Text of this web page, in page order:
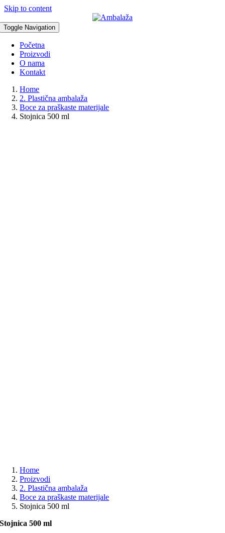
Skip to content
Toggle Navigation
Početna
Proizvodi
O nama
Kontakt
Home
2. Plastična ambalaža
Boce za praškaste materijale
Stojnica 500 ml
Home
Proizvodi
2. Plastična ambalaža
Boce za praškaste materijale
Stojnica 500 ml
Stojnica 500 ml